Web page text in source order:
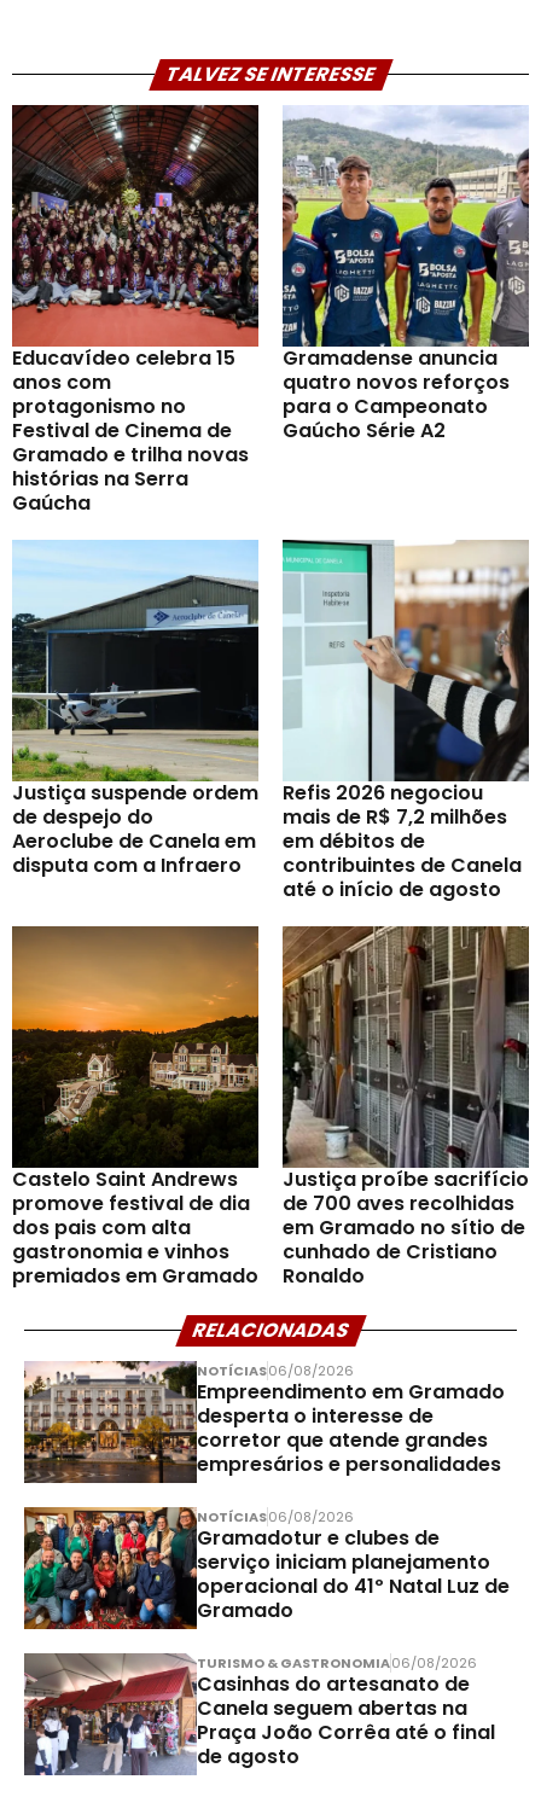
TALVEZ SE INTERESSE
Educavídeo celebra 15
anos com
protagonismo no
Festival de Cinema de
Gramado e trilha novas
histórias na Serra
Gaúcha
Gramadense anuncia
quatro novos reforços
para o Campeonato
Gaúcho Série A2
Justiça suspende ordem
de despejo do
Aeroclube de Canela em
disputa com a Infraero
Refis 2026 negociou
mais de R$ 7,2 milhões
em débitos de
contribuintes de Canela
até o início de agosto
Castelo Saint Andrews
promove festival de dia
dos pais com alta
gastronomia e vinhos
premiados em Gramado
Justiça proíbe sacrifício
de 700 aves recolhidas
em Gramado no sítio de
cunhado de Cristiano
Ronaldo
RELACIONADAS
NOTÍCIAS06/08/2026
Empreendimento em Gramado
desperta o interesse de
corretor que atende grandes
empresários e personalidades
NOTÍCIAS06/08/2026
Gramadotur e clubes de
serviço iniciam planejamento
operacional do 41º Natal Luz de
Gramado
TURISMO & GASTRONOMIA06/08/2026
Casinhas do artesanato de
Canela seguem abertas na
Praça João Corrêa até o final
de agosto